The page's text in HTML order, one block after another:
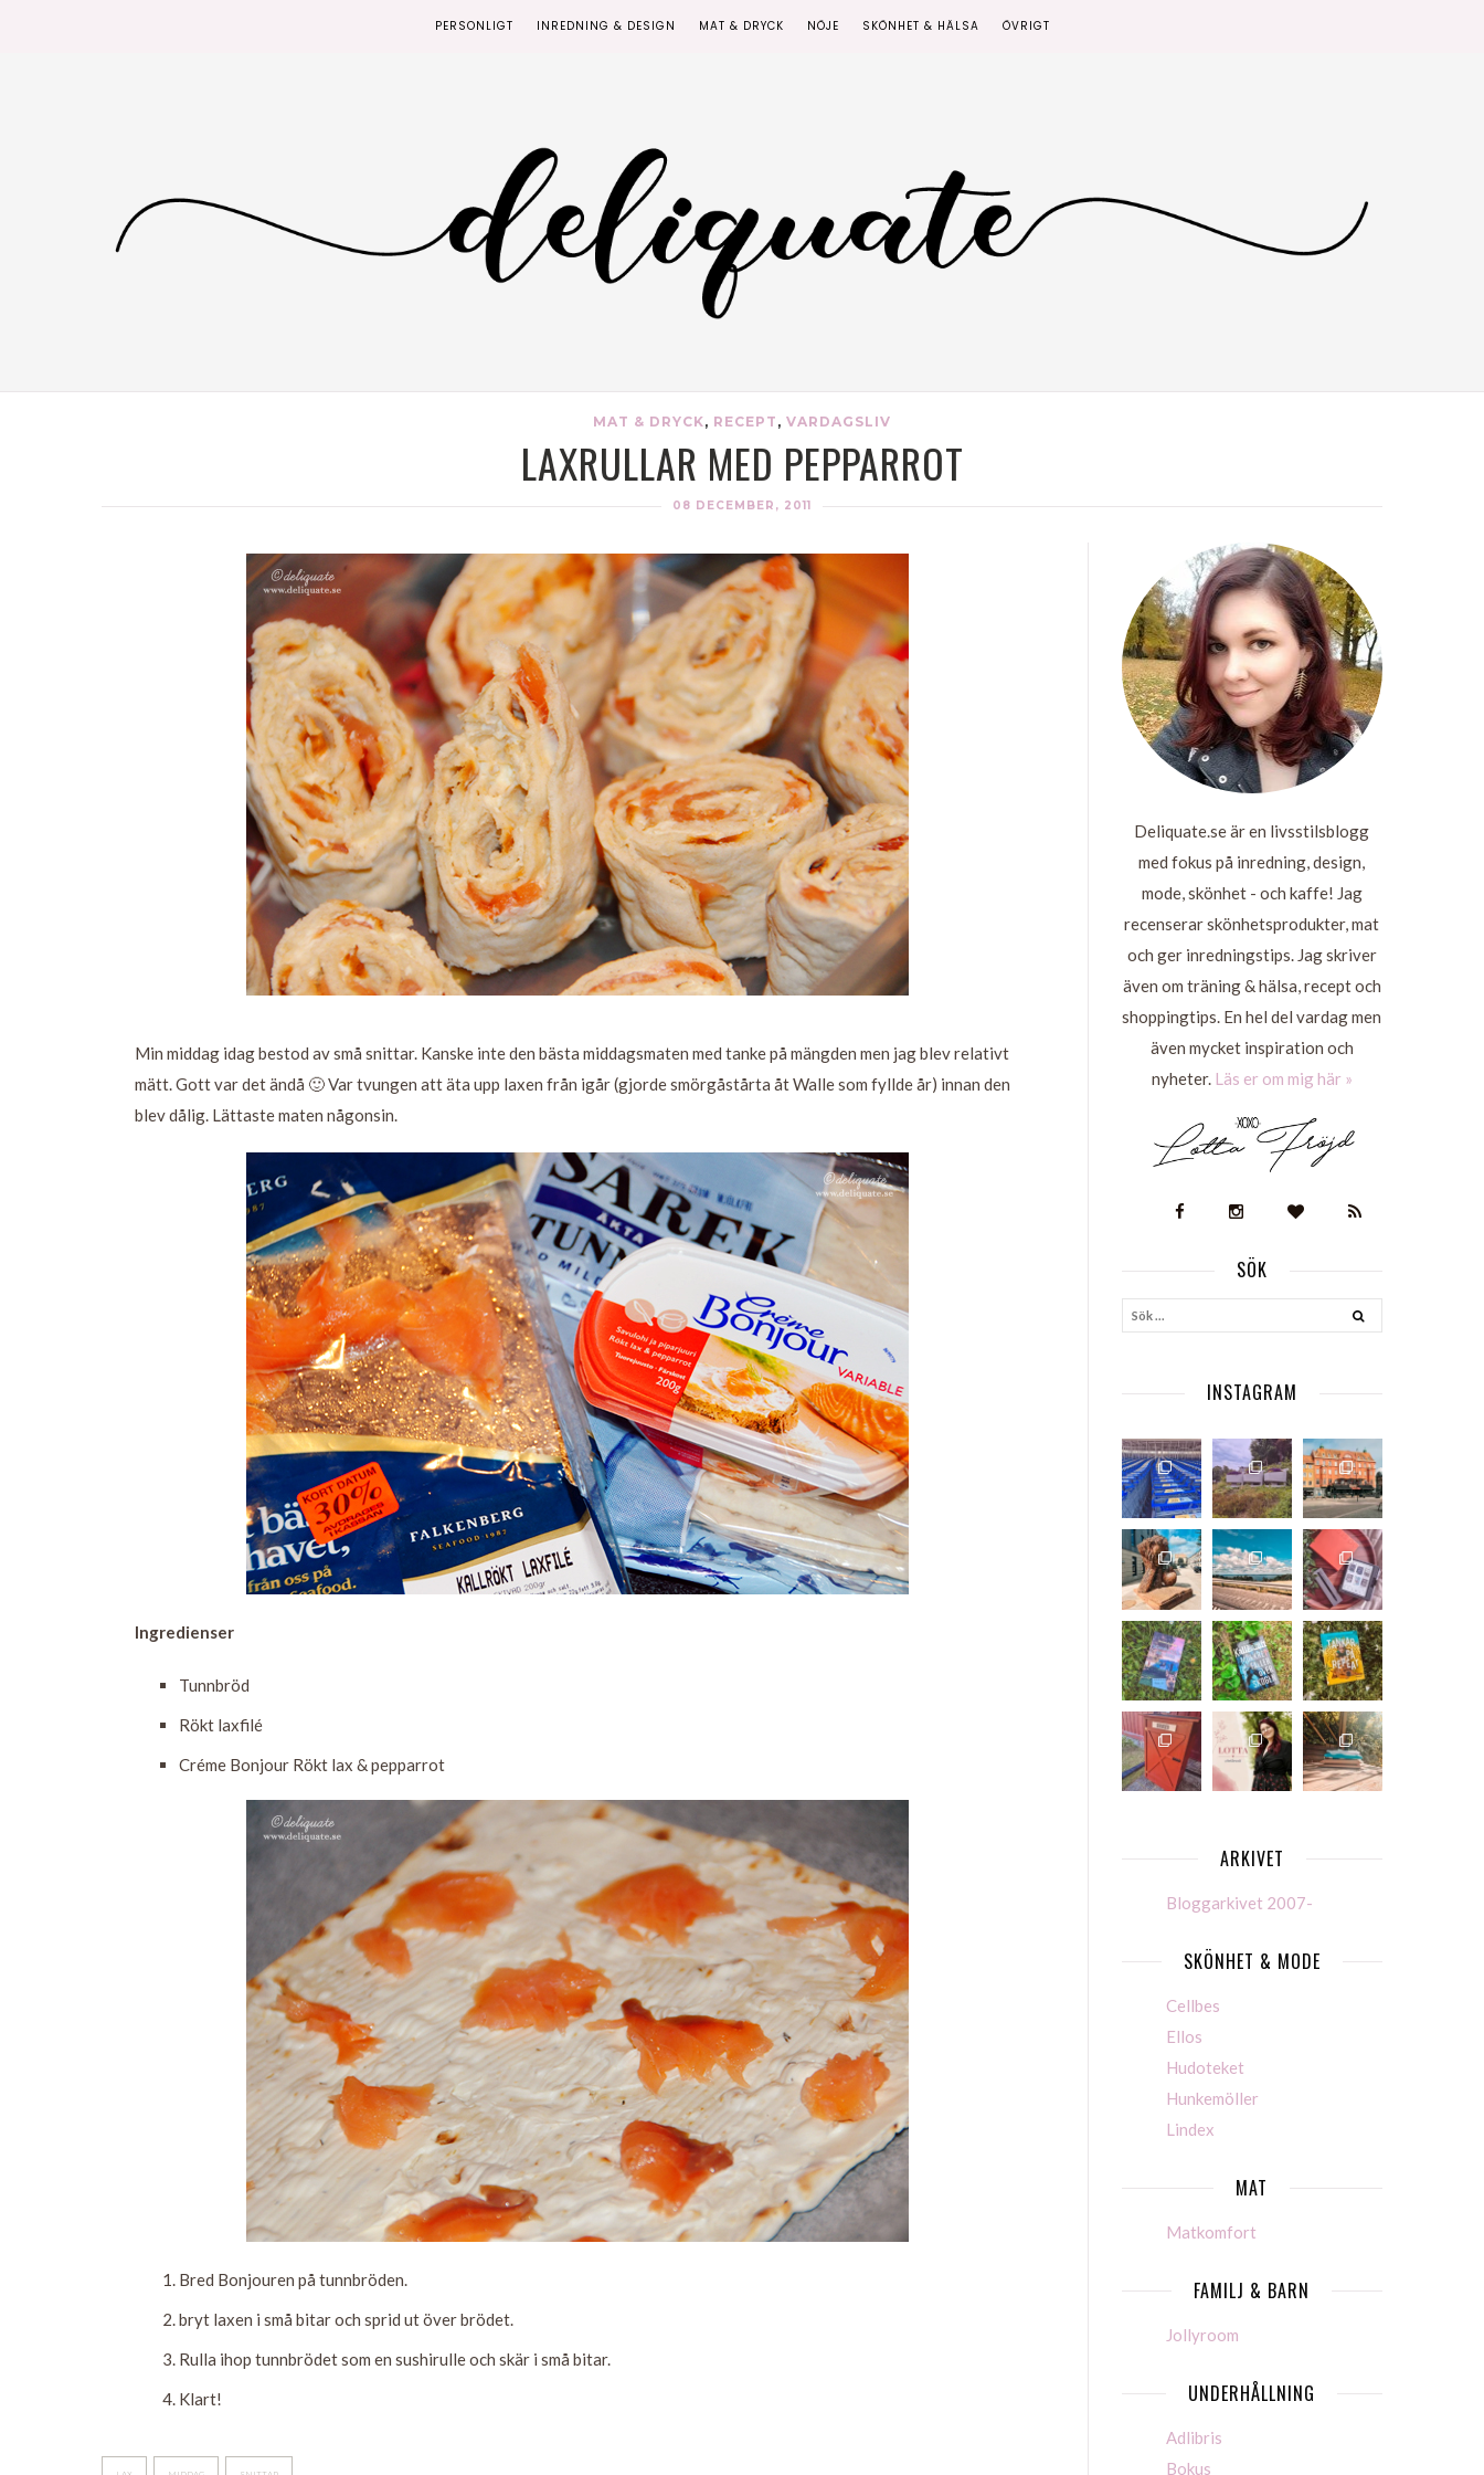
PERSONLIGT INREDNING & DESIGN MAT & DRYCK NÖJE SKÖNHET & HÄLSA ÖVRIGT
MAT & DRYCK, RECEPT , VARDAGSLIV
LAXRULLAR MED PEPPARROT
08 DECEMBER, 2011
Min middag idag bestod av små snittar. Kanske inte den bästa middagsmaten med tanke på mängden men jag blev relativt
mätt. Gott var det ändå 🙂 Var tvungen att äta upp laxen från igår (gjorde smörgåstårta åt Walle som fyllde år) innan den
blev dålig. Lättaste maten någonsin.
Ingredienser
Tunnbröd
Rökt laxfilé
Créme Bonjour Rökt lax & pepparrot
Bred Bonjouren på tunnbröden.
bryt laxen i små bitar och sprid ut över brödet.
Rulla ihop tunnbrödet som en sushirulle och skär i små bitar.
Klart!
Deliquate.se är en livsstilsblogg
med fokus på inredning, design,
mode, skönhet - och kaffe! Jag
recenserar skönhetsprodukter, mat
och ger inredningstips. Jag skriver
även om träning & hälsa, recept och
shoppingtips. En hel del vardag men
även mycket inspiration och
nyheter. Läs er om mig här »
SÖK
INSTAGRAM
ARKIVET
Bloggarkivet 2007-
SKÖNHET & MODE
Cellbes
Ellos
Hudoteket
Hunkemöller
Lindex
MAT
Matkomfort
FAMILJ & BARN
Jollyroom
UNDERHÅLLNING
Adlibris
Bokus